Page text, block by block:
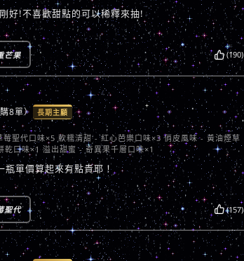
好!不喜歡甜點的可以稀釋來抽!
芒果 (190)
8單） 長期主顧
莓聖代口味×5 軟糯清甜 - 紅心芭樂口味×3 俏皮風味 - 黃油煙草
乾口味×1 溢出甜蜜 - 奇異果千層口味×1
瓶單價算起來有點貴耶！
聖代 (157)